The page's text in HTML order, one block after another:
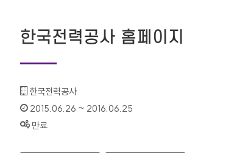
한국전력공사 홈페이지
기관명 :
한국전력공사
인증기간 :
2015.06.26 ~ 2016.06.25
상태 :
만료